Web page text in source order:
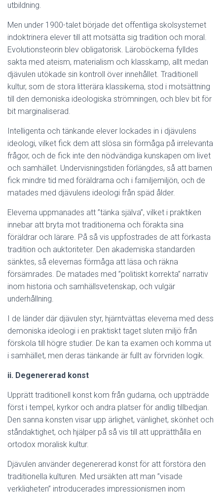
utbildning.
Men under 1900-talet började det offentliga skolsystemet
indoktrinera elever till att motsätta sig tradition och moral.
Evolutionsteorin blev obligatorisk. Läroböckerna fylldes
sakta med ateism, materialism och klasskamp, allt medan
djävulen utökade sin kontroll över innehållet. Traditionell
kultur, som de stora litterära klassikerna, stod i motsättning
till den demoniska ideologiska strömningen, och blev bit för
bit marginaliserad.
Intelligenta och tänkande elever lockades in i djävulens
ideologi, vilket fick dem att slösa sin förmåga på irrelevanta
frågor, och de fick inte den nödvändiga kunskapen om livet
och samhället. Undervisningstiden förlängdes, så att barnen
fick mindre tid med föräldrarna och i familjemiljön, och de
matades med djävulens ideologi från späd ålder.
Eleverna uppmanades att ”tänka själva”, vilket i praktiken
innebar att bryta mot traditionerna och förakta sina
föräldrar och lärare. På så vis uppfostrades de att förkasta
tradition och auktoriteter. Den akademiska standarden
sänktes, så elevernas förmåga att läsa och räkna
försämrades. De matades med ”politiskt korrekta” narrativ
inom historia och samhällsvetenskap, och vulgär
underhållning.
I de länder där djävulen styr, hjärntvättas eleverna med dess
demoniska ideologi i en praktiskt taget sluten miljö från
förskola till högre studier. De kan ta examen och komma ut
i samhället, men deras tänkande är fullt av förvriden logik.
ii. Degenererad konst
Upprätt traditionell konst kom från gudarna, och uppträdde
först i tempel, kyrkor och andra platser för andlig tillbedjan.
Den sanna konsten visar upp ärlighet, vänlighet, skönhet och
ståndaktighet, och hjälper på så vis till att upprätthålla en
ortodox moralisk kultur.
Djävulen använder degenererad konst för att förstöra den
traditionella kulturen. Med ursäkten att man ”visade
verkligheten” introducerades impressionismen inom